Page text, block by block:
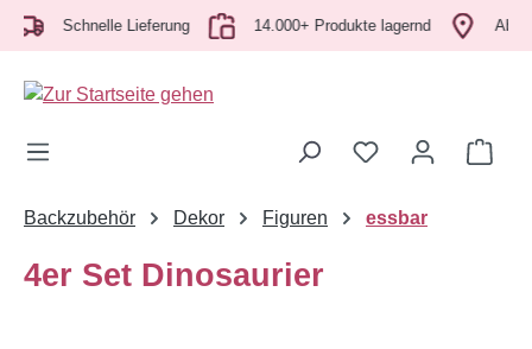
Zum Hauptinhalt springen
Schnelle Lieferung 14.000+ Produkte lagernd
Backzubehör Dekor Figuren essbar
4er Set Dinosaurier